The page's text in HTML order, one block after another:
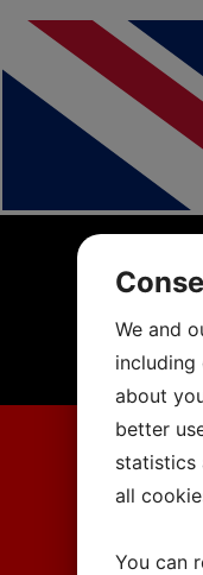
We and
about
better
statistics
all
You can